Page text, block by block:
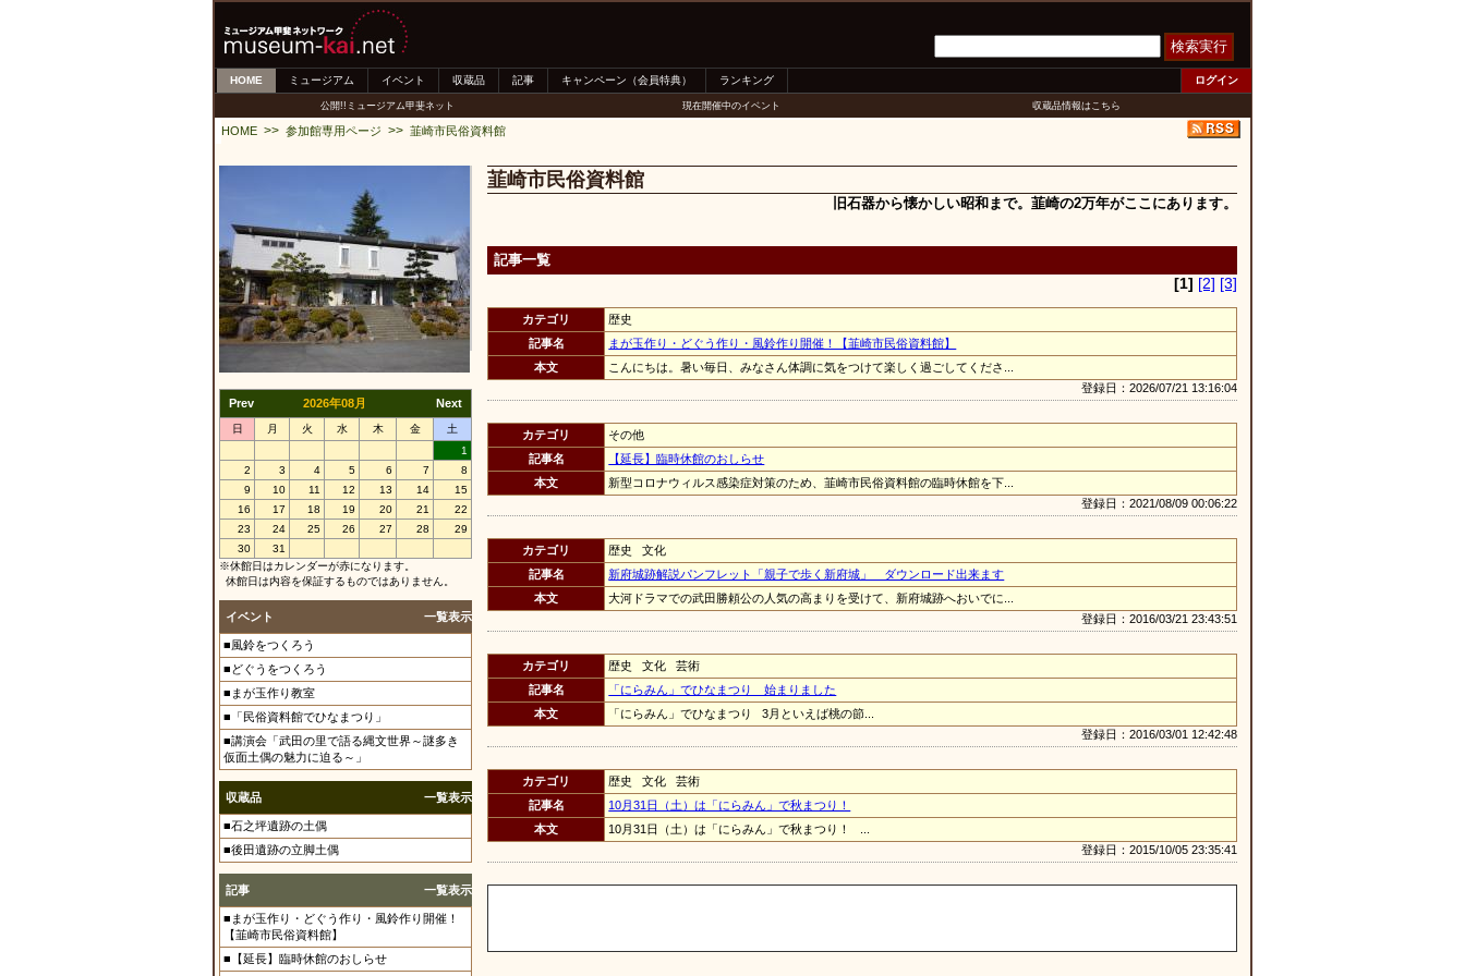
検索実行
HOME ミュージアム イベント 収蔵品 記事 キャンペーン（会員特典） ランキング ログイン
公開!!ミュージアム甲斐ネット 現在開催中のイベント 収蔵品情報はこちら
HOME >> 参加館専用ページ >> 韮崎市民俗資料館
Prev 2026年08月 Next
日 月 火 水 木 金
土
1
2
3 4 5 6 7
8
9
10 11 12 13 14
15
16
17 18 19 20 21
22
23
24 25 26 27 28
29
30
31
※休館日はカレンダーが赤になります。
休館日は内容を保証するものではありません。
イベント 一覧表示
■風鈴をつくろう
■どぐうをつくろう
■まが玉作り教室
■「民俗資料館でひなまつり」
■講演会「武田の里で語る縄文世界～謎多き
仮面土偶の魅力に迫る～」
収蔵品 一覧表示
■石之坪遺跡の土偶
■後田遺跡の立脚土偶
記事 一覧表示
■まが玉作り・どぐう作り・風鈴作り開催！
【韮崎市民俗資料館】
■【延長】臨時休館のおしらせ
韮崎市民俗資料館
旧石器から懐かしい昭和まで。韮崎の2万年がここにあります。
記事一覧
[1] [2] [3]
カテゴリ
歴史
記事名
まが玉作り・どぐう作り・風鈴作り開催！【韮崎市民俗資料館】
本文
こんにちは。暑い毎日、みなさん体調に気をつけて楽しく過ごしてくださ...
登録日：2026/07/21 13:16:04
カテゴリ
その他
記事名
【延長】臨時休館のおしらせ
本文
新型コロナウィルス感染症対策のため、韮崎市民俗資料館の臨時休館を下...
登録日：2021/08/09 00:06:22
カテゴリ
歴史 文化
記事名
新府城跡解説パンフレット「親子で歩く新府城」 ダウンロード出来ます
本文
大河ドラマでの武田勝頼公の人気の高まりを受けて、新府城跡へおいでに...
登録日：2016/03/21 23:43:51
カテゴリ
歴史 文化 芸術
記事名
「にらみん」でひなまつり 始まりました
本文
「にらみん」でひなまつり 3月といえば桃の節...
登録日：2016/03/01 12:42:48
カテゴリ
歴史 文化 芸術
記事名
10月31日（土）は「にらみん」で秋まつり！
本文
10月31日（土）は「にらみん」で秋まつり！ ...
登録日：2015/10/05 23:35:41